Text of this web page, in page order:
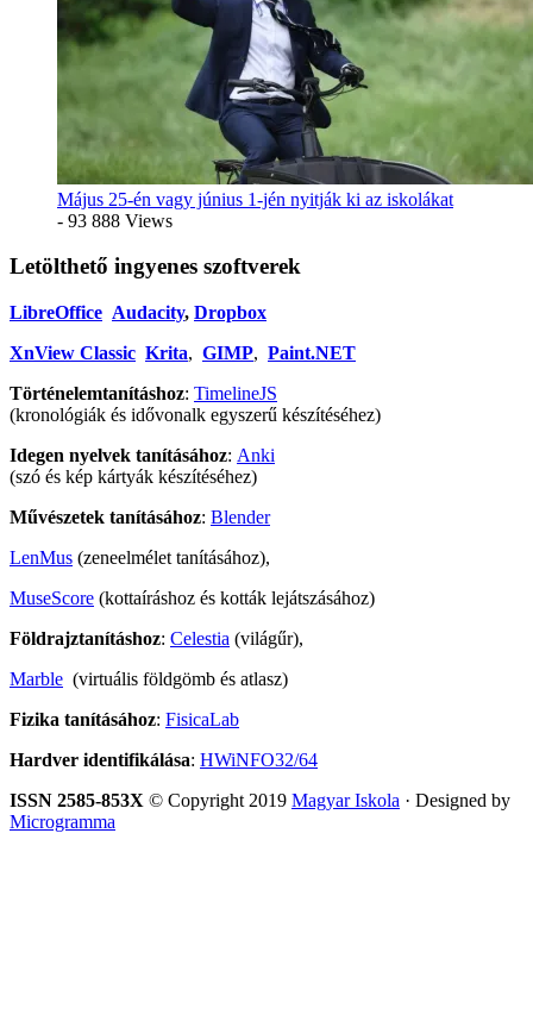
Május 25-én vagy június 1-jén nyitják ki az iskolákat
- 93 888 Views
Letölthető ingyenes szoftverek
LibreOffice Audacity, Dropbox
XnView Classic Krita, GIMP, Paint.NET
Történelemtanításhoz: TimelineJS
(kronológiák és idővonalk egyszerű készítéséhez)
Idegen nyelvek tanításához: Anki
(szó és kép kártyák készítéséhez)
Művészetek tanításához: Blender
LenMus (zeneelmélet tanításához),
MuseScore (kottaíráshoz és kották lejátszásához)
Földrajztanításhoz: Celestia (világűr),
Marble (virtuális földgömb és atlasz)
Fizika tanításához: FisicaLab
Hardver identifikálása: HWiNFO32/64
ISSN 2585-853X © Copyright 2019 Magyar Iskola · Designed by
Microgramma